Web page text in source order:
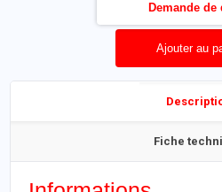
Ajouter au
Demande de
Fiche